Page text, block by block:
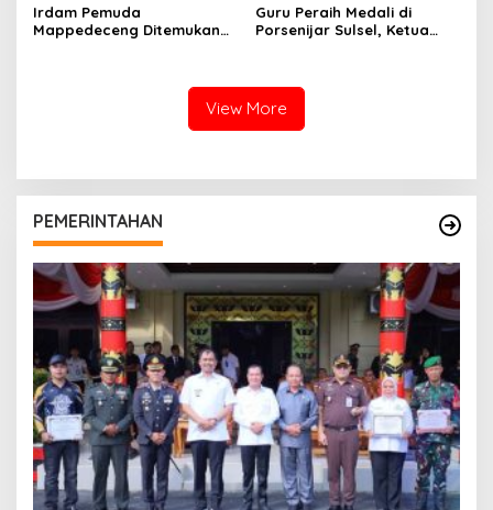
Irdam Pemuda
Mappedeceng Ditemukan
Guru Peraih Medali di
Porsenijar Sulsel, Ketua
View More
PEMERINTAHAN